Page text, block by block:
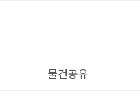
물건공유